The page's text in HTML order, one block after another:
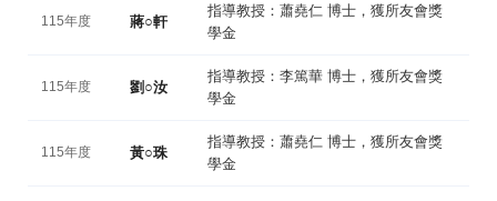
115年度 蔣○軒
指導教授：蕭堯仁 博士，獲所友會獎
學金
115年度 劉○汝
指導教授：李篤華 博士，獲所友會獎
學金
115年度 黃○珠
指導教授：蕭堯仁 博士，獲所友會獎
學金